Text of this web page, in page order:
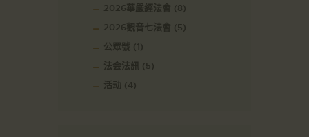
2026華嚴經法會 (8)
2026觀音七法會 (5)
公眾號 (1)
法会法訊 (5)
活动 (4)